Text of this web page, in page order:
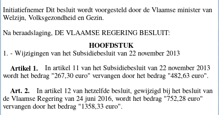
Initiatiefnemer Dit besluit wordt voorgesteld door de Vlaamse minister van
Welzijn, Volksgezondheid en Gezin.
Na beraadslaging, DE VLAAMSE REGERING BESLUIT:
HOOFDSTUK
1. - Wijzigingen van het Subsidiebesluit van 22 november 2013
Artikel 1.
In artikel 11 van het Subsidiebesluit van 22 november 2013
wordt het bedrag "267,30 euro" vervangen door het bedrag "482,63 euro".
Art. 2.
In artikel 12 van hetzelfde besluit, gewijzigd bij het besluit van
de Vlaamse Regering van 24 juni 2016, wordt het bedrag "752,28 euro"
vervangen door het bedrag "1358,33 euro".